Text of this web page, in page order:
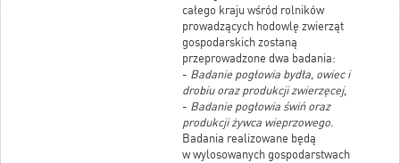
całego kraju wśród rolników
prowadzących hodowlę zwierząt
gospodarskich zostaną
przeprowadzone dwa badania:
- Badanie pogłowia bydła, owiec i
drobiu oraz produkcji zwierzęcej,
- Badanie pogłowia świń oraz
produkcji żywca wieprzowego.
Badania realizowane będą
w wylosowanych gospodarstwach